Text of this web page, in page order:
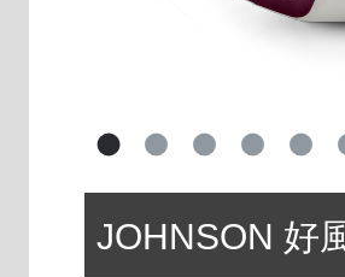
JOHNSON 好